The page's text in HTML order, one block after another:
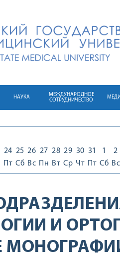
НАУКА
МЕЖДУНАРОДНОЕ
СОТРУДНИЧЕСТВО
24
Пт
25
Сб
26
Вс
27
Пн
28
Вт
29
Ср
30
Чт
31
Пт
1
Сб
2
Вс
И